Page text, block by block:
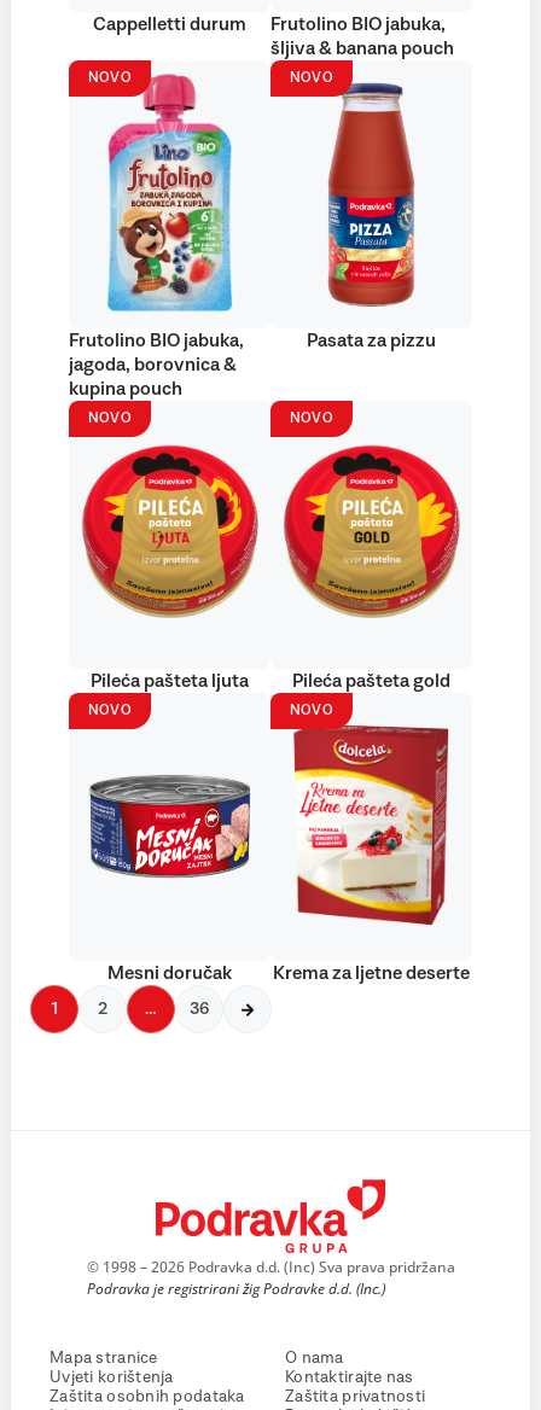
Cappelletti durum
Frutolino BIO jabuka,
šljiva & banana pouch
NOVO
Frutolino BIO jabuka,
jagoda, borovnica &
kupina pouch
NOVO
Pasata za pizzu
NOVO
Pileća pašteta ljuta
NOVO
Pileća pašteta gold
NOVO
Mesni doručak
NOVO
Krema za ljetne deserte
1 2 … 36
© 1998 – 2026 Podravka d.d. (Inc) Sva prava pridržana
Podravka je registrirani žig Podravke d.d. (Inc.)
Mapa stranice
Uvjeti korištenja
Zaštita osobnih podataka
O nama
Kontaktirajte nas
Zaštita privatnosti